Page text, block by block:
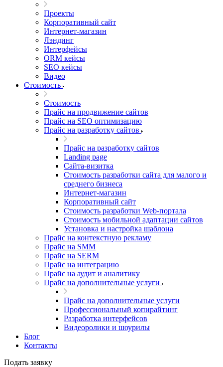
Проекты
Корпоративный сайт
Интернет-магазин
Лэндинг
Интерфейсы
ORM кейсы
SEO кейсы
Видео
Стоимость
Стоимость
Прайс на продвижение сайтов
Прайс на SEO оптимизацию
Прайс на разработку сайтов
Прайс на разработку сайтов
Landing page
Cайта-визитка
Стоимость разработки сайта для малого и
среднего бизнеса
Интернет-магазин
Корпоративный сайт
Стоимость разработки Web-портала
Стоимость мобильной адаптации сайтов
Установка и настройка шаблона
Прайс на контекстную рекламу
Прайс на SMM
Прайс на SERM
Прайс на интеграцию
Прайс на аудит и аналитику
Прайс на дополнительные услуги
Прайс на дополнительные услуги
Профессиональный копирайтинг
Разработка интерфейсов
Видеоролики и шоурилы
Блог
Контакты
Подать заявку